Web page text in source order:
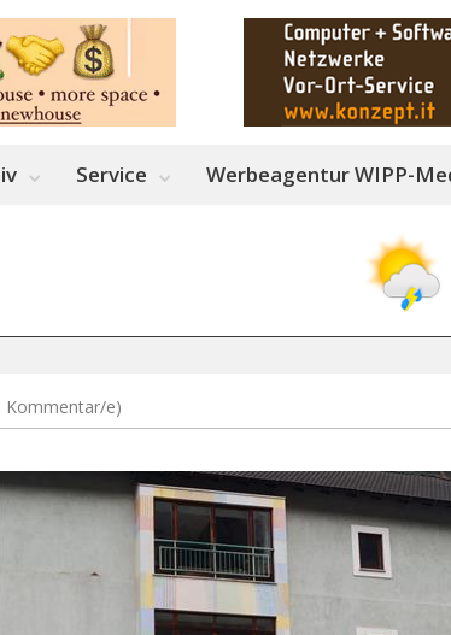
Service Werbeagentur WIPP-
Kommentar/e)